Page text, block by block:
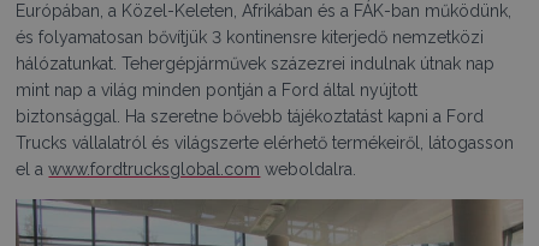
Európában, a Közel-Keleten, Afrikában és a FÁK-ban működünk,
és folyamatosan bővítjük 3 kontinensre kiterjedő nemzetközi
hálózatunkat. Tehergépjárművek százezrei indulnak útnak nap
mint nap a világ minden pontján a Ford által nyújtott
biztonsággal. Ha szeretne bővebb tájékoztatást kapni a Ford
Trucks vállalatról és világszerte elérhető termékeiről, látogasson
el awww.fordtrucksglobal.com weboldalra.